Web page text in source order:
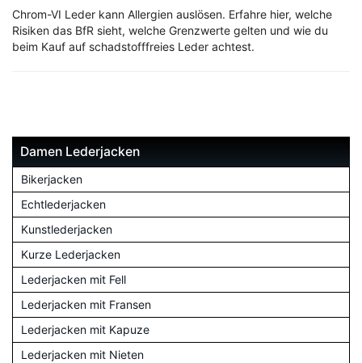
Chrom-VI Leder kann Allergien auslösen. Erfahre hier, welche
Risiken das BfR sieht, welche Grenzwerte gelten und wie du
beim Kauf auf schadstofffreies Leder achtest.
Damen Lederjacken
Bikerjacken
Echtlederjacken
Kunstlederjacken
Kurze Lederjacken
Lederjacken mit Fell
Lederjacken mit Fransen
Lederjacken mit Kapuze
Lederjacken mit Nieten